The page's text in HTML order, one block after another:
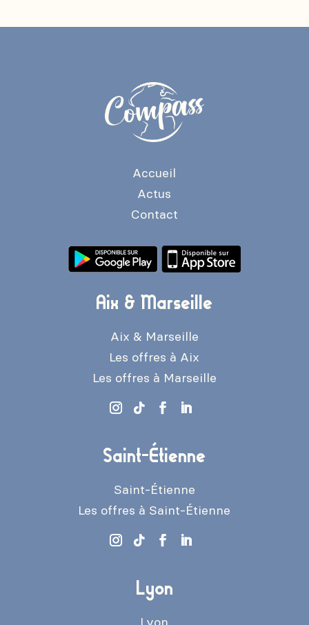
Accueil
Actus
Contact
Aix & Marseille
Aix & Marseille
Les offres à Aix
Les offres à Marseille
Saint-Étienne
Saint-Étienne
Les offres à Saint-Étienne
Lyon